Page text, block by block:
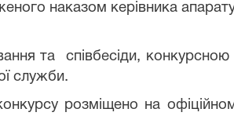
наказом керівника
та співбесіди,
служби.
розміщено на